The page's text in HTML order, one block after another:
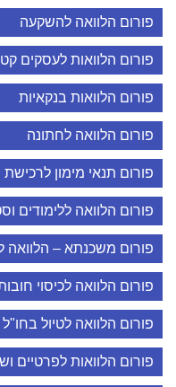
פורום הלוואה להשקעה
פורום הלוואות לעסקים
פורום הלוואות בנקאיות
פורום הלוואה לחתונה
פורום תנאי מימון
פורום הלוואה ללימודים
פורום משכנתא – הלוואה
פורום הלוואה לכיסוי
פורום הלוואה לטיול בחו"ל
פורום הלוואות לפרטיים